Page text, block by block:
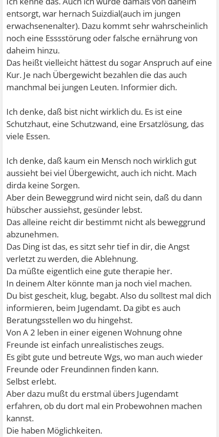
mal nicht auf mich. Ich war einfach nur abstoßend. Ich
hab dann das Gym abgebrochen und meinen Eltern
gesagt es lag am Stoff. "Es war zu schwer". Ich hab
wieeder nicht die Wahrheit gesagt. Aber da konnte ich
schon nich mehr reden mit anderen. Vllt aus Angst vor
Menschen.
Und das ging Jahre lang weiter und weiter. Und jetzt bin
ich 18, stark übergewichtig will nicht mehr lebem.
Überlege mir jeden Tag wie ich es beende. Verletz mich
oft bin allein ohne Freunde. Meine eltern wollen mich
raus werfen und ja. War nie vergeben wurde nie geküsst
wenigstens jemand der da ist und mich stützt. MEine
eltern haben meine schwester und das kind meiner
schwester sowieso mehr lieb. ich bin anch der geburt
ihres kindes einfach weg gewesen aus ihren leben habe
ich das gefühl. Es tut mir auch jeden tag leid das ich nciht
das bin was meine eltern verdienen
entsorgt, war hernach Suizdial(auch im jungen
erwachsenenalter). Dazu kommt sehr wahrscheinlich
noch eine Esssstörung oder falsche ernährung von
daheim hinzu.
Das heißt vielleicht hättest du sogar Anspruch auf eine
Kur. Je nach Übergewicht bezahlen die das auch
manchmal bei jungen Leuten. Informier dich.
Ich denke, daß bist nicht wirklich du. Es ist eine
Schutzhaut, eine Schutzwand, eine Ersatzlösung, das
viele Essen.
Ich denke, daß kaum ein Mensch noch wirklich gut
aussieht bei viel Übergewicht, auch ich nicht. Mach
dirda keine Sorgen.
Aber dein Beweggrund wird nicht sein, daß du dann
hübscher aussiehst, gesünder lebst.
Das alleine reicht dir bestimmt nicht als beweggrund
abzunehmen.
Das Ding ist das, es sitzt sehr tief in dir, die Angst
verletzt zu werden, die Ablehnung.
Da müßte eigentlich eine gute therapie her.
In deinem Alter könnte man ja noch viel machen.
Du bist gescheit, klug, begabt. Also du solltest mal dich
informieren, beim Jugendamt. Da gibt es auch
Beratungsstellen wo du hingehst.
Von A 2 leben in einer eigenen Wohnung ohne
Freunde ist einfach unrealistisches zeugs.
Es gibt gute und betreute Wgs, wo man auch wieder
Freunde oder Freundinnen finden kann.
Selbst erlebt.
Aber dazu mußt du erstmal übers Jugendamt
erfahren, ob du dort mal ein Probewohnen machen
kannst.
Die haben Möglichkeiten.